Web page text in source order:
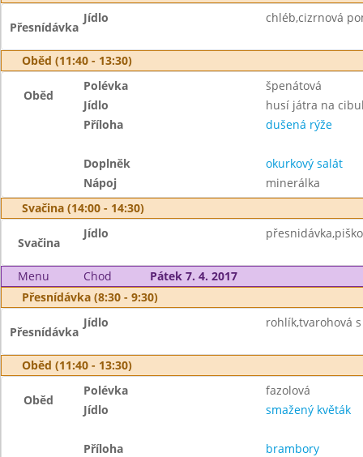
Přesnídávka
Jídlo chléb,cizrnová
Oběd (11:40 - 13:30)
Oběd
Polévka
špenátová
Jídlo
husí játra na
Příloha
dušená rýže
Doplněk
okurkový salát
Nápoj
minerálka
Svačina (14:00 - 14:30)
Svačina
Jídlo
Menu Chod
Pátek 7. 4. 2017
Přesnídávka (8:30 - 9:30)
Přesnídávka
Jídlo rohlík,tvarohová
Oběd (11:40 - 13:30)
Oběd
Polévka
fazolová
Jídlo
smažený květák
Příloha
brambory